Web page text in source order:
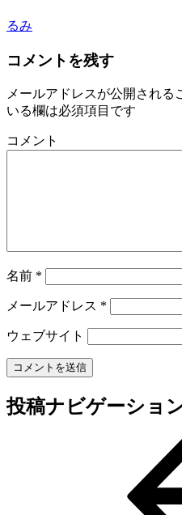
るみ
コメントを残す
メールアドレスが公開される
いる欄は必須項目です
コメント
名前 *
メールアドレス *
ウェブサイト
投稿ナビゲーショ